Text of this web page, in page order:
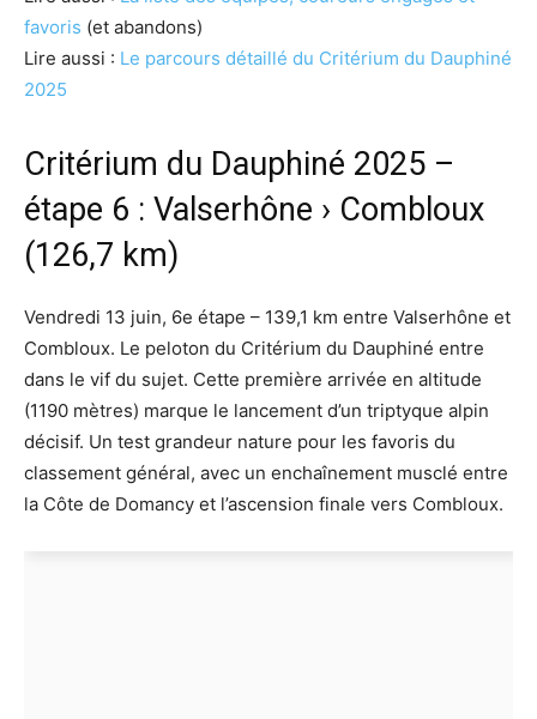
favoris (et abandons)
Lire aussi : Le parcours détaillé du Critérium du Dauphiné
2025
Critérium du Dauphiné 2025 –
étape 6 : Valserhône › Combloux
(126,7 km)
Vendredi 13 juin, 6e étape – 139,1 km entre Valserhône et
Combloux. Le peloton du Critérium du Dauphiné entre
dans le vif du sujet. Cette première arrivée en altitude
(1190 mètres) marque le lancement d’un triptyque alpin
décisif. Un test grandeur nature pour les favoris du
classement général, avec un enchaînement musclé entre
la Côte de Domancy et l’ascension finale vers Combloux.